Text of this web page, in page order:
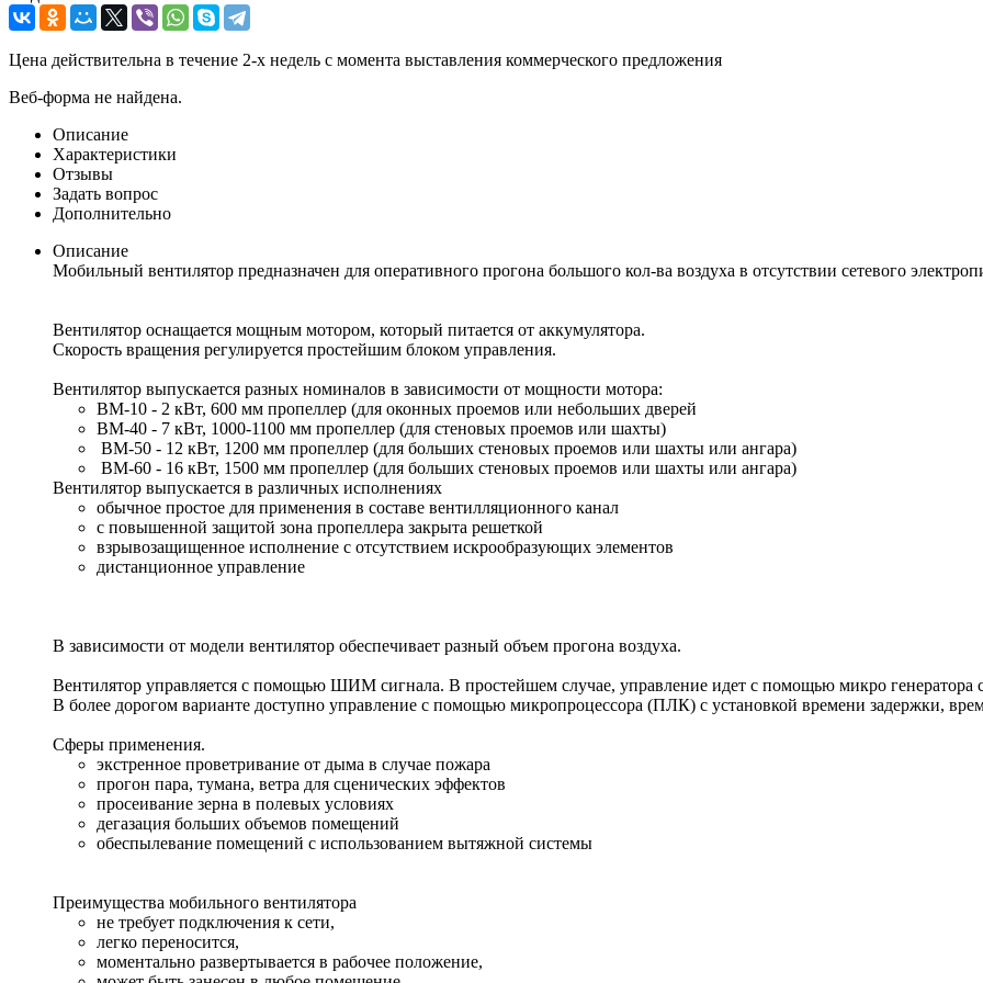
Цена действительна в течение 2-х недель с момента выставления коммерческого предложения
Веб-форма не найдена.
Описание
Характеристики
Отзывы
Задать вопрос
Дополнительно
Описание
Мобильный вентилятор предназначен для оперативного прогона большого кол-ва воздуха в отсутствии сетевого
Вентилятор оснащается мощным мотором, который питается от аккумулятора.
Скорость вращения регулируется простейшим блоком управления.
Вентилятор выпускается разных номиналов в зависимости от мощности мотора:
ВМ-10 - 2 кВт, 600 мм пропеллер (для оконных проемов или небольших дверей
ВМ-40 - 7 кВт, 1000-1100 мм пропеллер (для стеновых проемов или шахты)
ВМ-50 - 12 кВт, 1200 мм пропеллер (для больших стеновых проемов или шахты или ангара)
ВМ-60 - 16 кВт, 1500 мм пропеллер (для больших стеновых проемов или шахты или ангара)
Вентилятор выпускается в различных исполнениях
обычное простое для применения в составе вентилляционного канал
с повышенной защитой зона пропеллера закрыта решеткой
взрывозащищенное исполнение с отсутствием искрообразующих элементов
дистанционное управление
В зависимости от модели вентилятор обеспечивает разный объем прогона воздуха.
Вентилятор управляется с помощью ШИМ сигнала. В простейшем случае, управление идет с помощью микро генератора
В более дорогом варианте доступно управление с помощью микропроцессора (ПЛК) с установкой времени задержки,
Сферы применения.
экстренное проветривание от дыма в случае пожара
прогон пара, тумана, ветра для сценических эффектов
просеивание зерна в полевых условиях
дегазация больших объемов помещений
обеспылевание помещений с использованием вытяжной системы
Преимущества мобильного вентилятора
не требует подключения к сети,
легко переносится,
моментально развертывается в рабочее положение,